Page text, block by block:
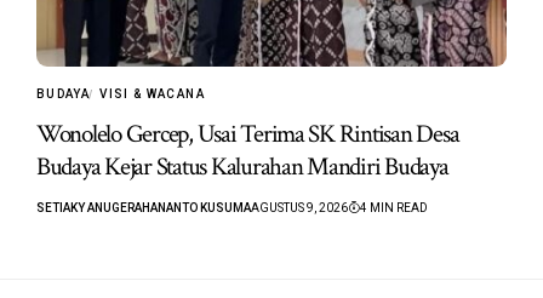
BUDAYA VISI & WACANA
Wonolelo Gercep, Usai Terima SK Rintisan Desa
Budaya Kejar Status Kalurahan Mandiri Budaya
SETIAKY ANUGERAHANANTO KUSUMAAGUSTUS 9, 2026 4 MIN READ